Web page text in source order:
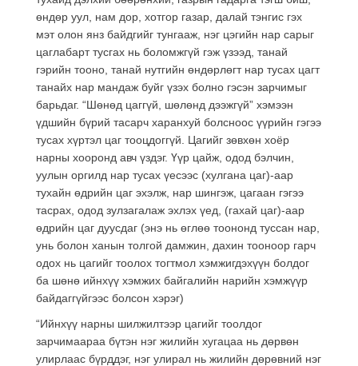
өндөр уул, нам дор, хотгор газар, далай тэнгис гэх
мэт олон янз байдгийг тунгааж, нэг цэгийн нар сарыг
цаглабарт тусгах нь боломжгүй гэж үзээд, танай
гэрийн тооно, танай нутгийн өндөрлөгт нар тусах цагт
танайх нар мандаж буйг үзэх болно гэсэн зарчимыг
барьдаг. “Шөнөд цаггүй, шөлөнд дээжгүй” хэмээн
үдшийн бүрий тасарч харанхуй болсноос үүрийн гэгээ
тусах хүртэл цаг тооцдоггүй. Цагийг зөвхөн хоёр
нарны хооронд авч үздэг. Үүр цайж, одод бэлчин,
уулын оргилд нар тусах үесээс (хулгана цаг)-аар
тухайн өдрийн цаг эхэлж, нар шингэж, цагаан гэгээ
тасрах, одод зулзагалаж эхлэх үед, (гахай цаг)-аар
өдрийн цаг дуусдаг (энэ нь өглөө тоононд туссан нар,
унь болон ханын толгой дамжин, дахин тооноор гарч
одох нь цагийг тоолох тогтмол хэмжигдэхүүн болдог
ба шөнө ийнхүү хэмжих байгалийн нарийн хэмжүүр
байдаггүйгээс болсон хэрэг)
“Ийнхүү нарны шилжилтээр цагийг тоолдог
зарчимаараа бүтэн нэг жилийн хугацаа нь дөрвөн
улирлаас бүрддэг, нэг улирал нь жилийн дөрөвний нэг